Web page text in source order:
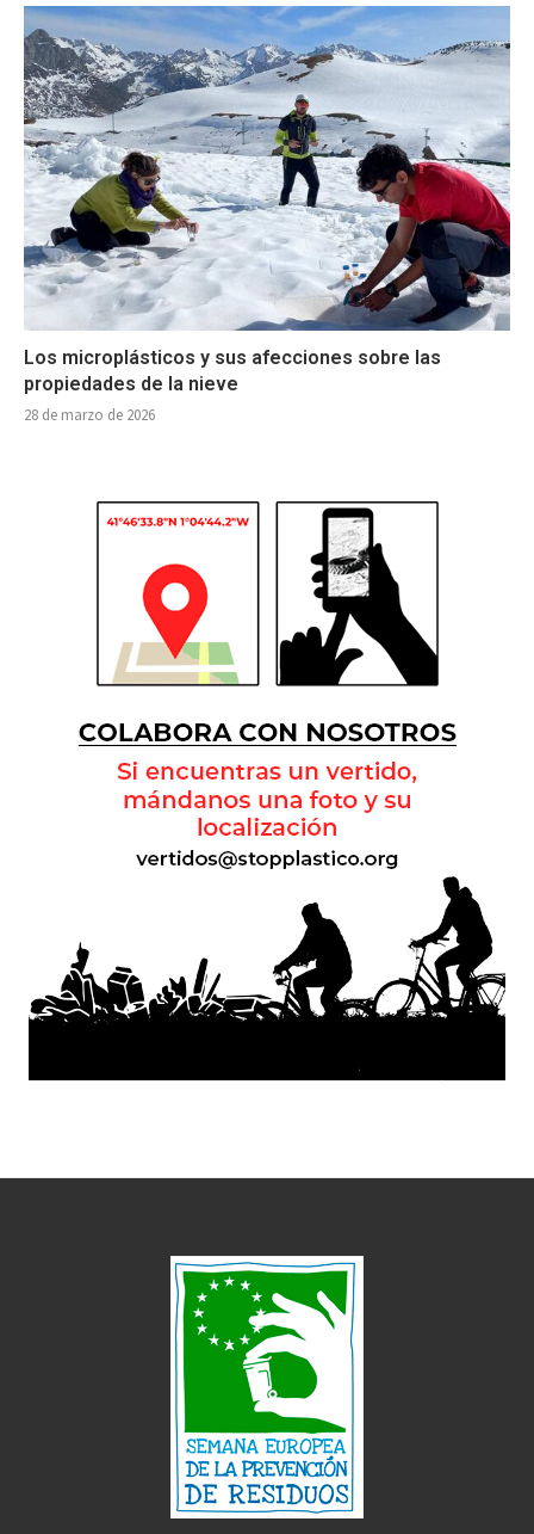
Los microplásticos y sus afecciones sobre las
propiedades de la nieve
28 de marzo de 2026